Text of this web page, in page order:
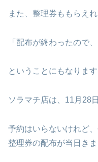
また、整理券ももらえれ
「配布が終わったので
ということにもなります
ソラマチ店は、11月28
予約はいらないけれど
整理券の配布が当日きま